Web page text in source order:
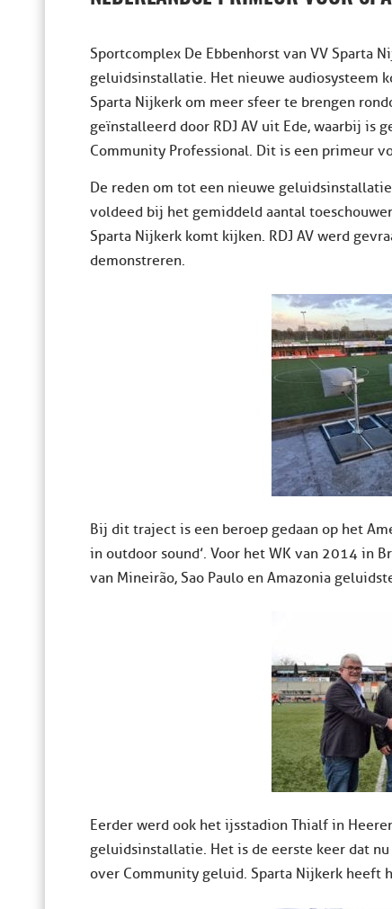
Sportcomplex De Ebbenhorst van VV Sparta
geluidsinstallatie. Het nieuwe audiosysteem
Sparta Nijkerk om meer sfeer te brengen
geïnstalleerd door RDJ AV uit Ede, waarbij is
Community Professional. Dit is een primeur
De reden om tot een nieuwe
voldeed bij het gemiddeld aantal
Sparta Nijkerk komt kijken. RDJ AV werd
demonstreren.
Bij dit traject is een beroep gedaan op het
in outdoor sound’. Voor het WK van 2014 in
van Mineirão, Sao Paulo en Amazonia
Eerder werd ook het ijsstadion Thialf in
geluidsinstallatie. Het is de eerste keer dat
over Community geluid. Sparta Nijkerk heeft